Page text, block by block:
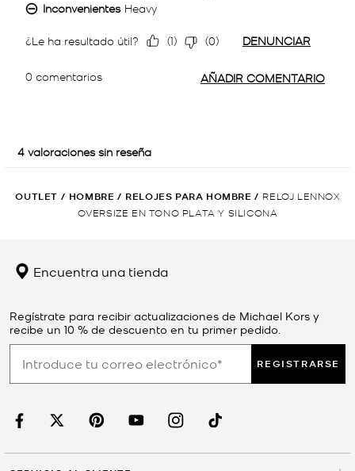
OUTLET / HOMBRE / RELOJES PARA HOMBRE / RELOJ LENNOX
OVERSIZE EN TONO PLATA Y SILICONA
Encuentra una tienda
Regístrate para recibir actualizaciones de Michael Kors y
recibe un 10 % de descuento en tu primer pedido.
REGISTRARSE